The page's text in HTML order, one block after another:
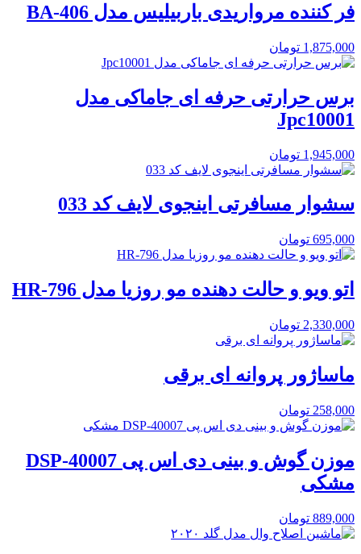
فر کننده مرواریدی باربیلیس مدل BA-406
1,875,000 تومان
برس حرارتی حرفه ای جاماکی مدل
Jpc10001
1,945,000 تومان
سشوار مسافرتی اینجوی لایف کد 033
695,000 تومان
اتو ویو و حالت دهنده مو روزیا مدل HR-796
2,330,000 تومان
ماساژور پروانه ای برقی
258,000 تومان
موزن گوش و بینی دی اس پی DSP-40007
مشکی
889,000 تومان